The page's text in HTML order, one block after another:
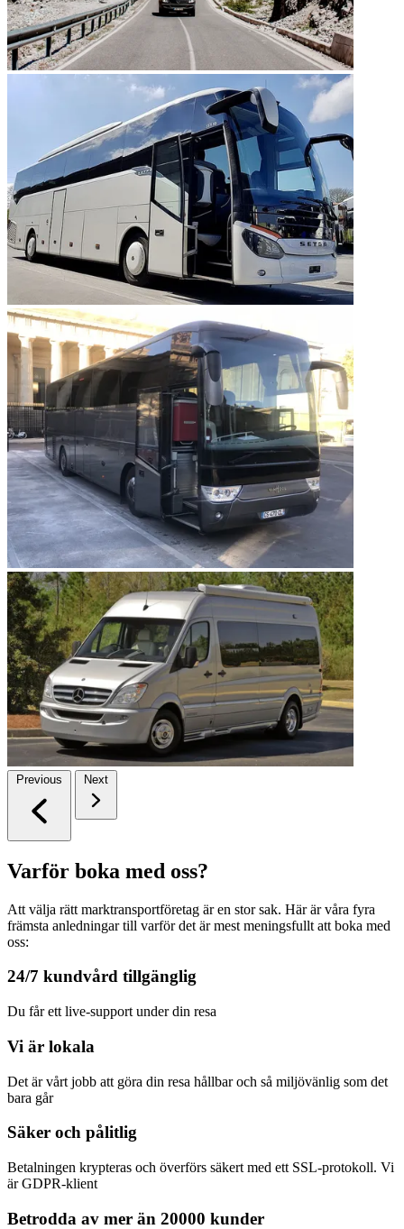
Previous Next
Varför boka med oss?
Att välja rätt marktransportföretag är en stor sak. Här är våra fyra
främsta anledningar till varför det är mest meningsfullt att boka med
oss:
24/7 kundvård tillgänglig
Du får ett live-support under din resa
Vi är lokala
Det är vårt jobb att göra din resa hållbar och så miljövänlig som det
bara går
Säker och pålitlig
Betalningen krypteras och överförs säkert med ett SSL-protokoll. Vi
är GDPR-klient
Betrodda av mer än 20000 kunder